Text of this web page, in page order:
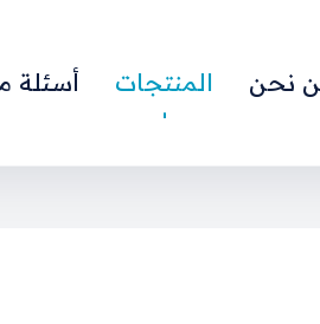
نحن المنتجات أسئلة